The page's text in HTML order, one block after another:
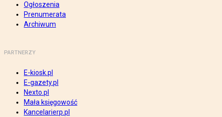
Ogłoszenia
Prenumerata
Archiwum
PARTNERZY
E-kiosk.pl
E-gazety.pl
Nexto.pl
Mała księgowość
Kancelarierp.pl